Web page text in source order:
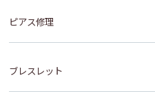
ピアス修理
ブレスレット